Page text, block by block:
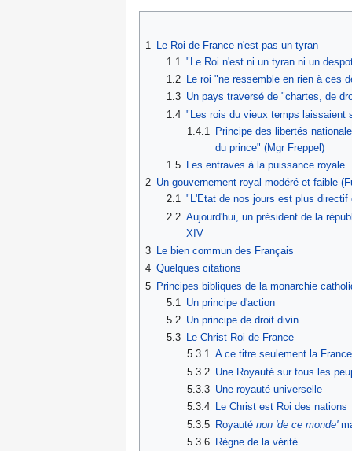
1
Le Roi de France n'est pas un tyran
1.1 "Le Roi n'est ni un tyran ni un
1.2
Le roi "ne ressemble en rien à ces
1.3 Un pays traversé de "chartes, de
1.4 "Les rois du vieux temps laissaient
1.4.1
Principe des libertés
du prince" (Mgr Freppel)
1.5
Les entraves à la puissance royale
2 Un gouvernement royal modéré et faible
2.1 "L'Etat de nos jours est plus directif
2.2 Aujourd'hui, un président de la
XIV
3
Le bien commun des Français
4 Quelques citations
5 Principes bibliques de la monarchie
5.1
Un principe d'action
5.2 Un principe de droit divin
5.3
Le Christ Roi de France
5.3.1 A ce titre seulement la
5.3.2 Une Royauté sur tous les
5.3.3 Une royauté universelle
5.3.4 Le Christ est Roi des nations
5.3.5 Royauténon 'de ce monde'
5.3.6 Règne de la vérité